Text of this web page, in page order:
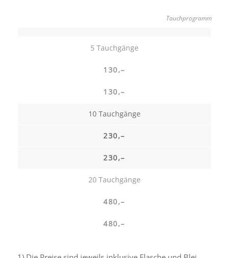
Tauchprogramm
5 Tauchgänge
130,–
130,–
10 Tauchgänge
230,–
230,–
20 Tauchgänge
480,–
480,–